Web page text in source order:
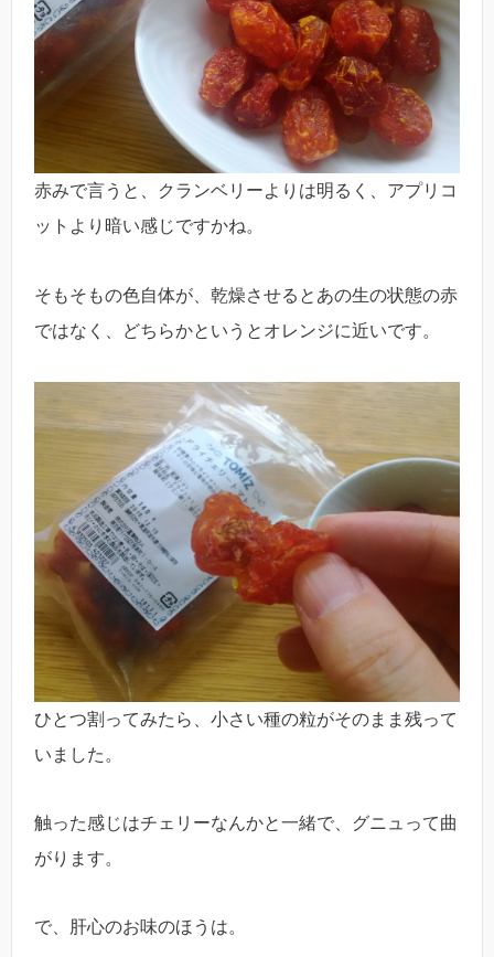
赤みで言うと、クランベリーよりは明るく、アプリコ
ットより暗い感じですかね。
そもそもの色自体が、乾燥させるとあの生の状態の赤
ではなく、どちらかというとオレンジに近いです。
ひとつ割ってみたら、小さい種の粒がそのまま残って
いました。
触った感じはチェリーなんかと一緒で、グニュって曲
がります。
で、肝心のお味のほうは。